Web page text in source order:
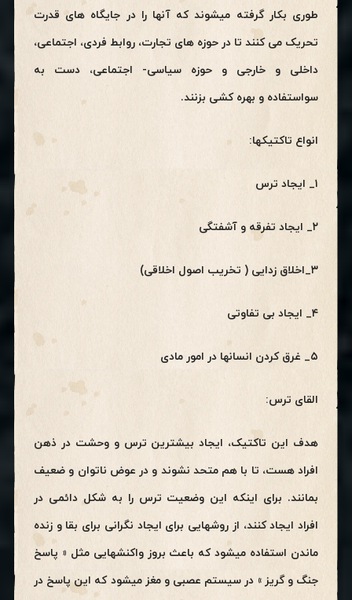
طوری بکار گرفته میشوند که آنها را در جایگاه های قدرت
تحریک می کنند تا در حوزه های تجارت، روابط فردی، اجتماعی،
داخلی و خارجی و حوزه سیاسی- اجتماعی، دست به
سواستفاده و بهره کشی بزنند.
انواع تاکتیکها:
۱_ ایجاد ترس
۲_ ایجاد تفرقه و آشفتگی
۳_اخلاق زدایی ( تخریب اصول اخلاقی)
۴_ ایجاد بی تفاوتی
۵_ غرق کردن انسانها در امور مادی
القای ترس:
هدف این تاکتیک، ایجاد بیشترین ترس و وحشت در ذهن
افراد هست، تا با هم متحد نشوند و در عوض ناتوان و ضعیف
بمانند. برای اینکه این وضعیت ترس را به شکل دائمی در
افراد ایجاد کنند، از روشهایی برای ایجاد نگرانی برای بقا و زنده
ماندن استفاده میشود که باعث بروز واکنشهایی مثل « پاسخ
جنگ و گریز » در سیستم عصبی و مغز میشود که این پاسخ در